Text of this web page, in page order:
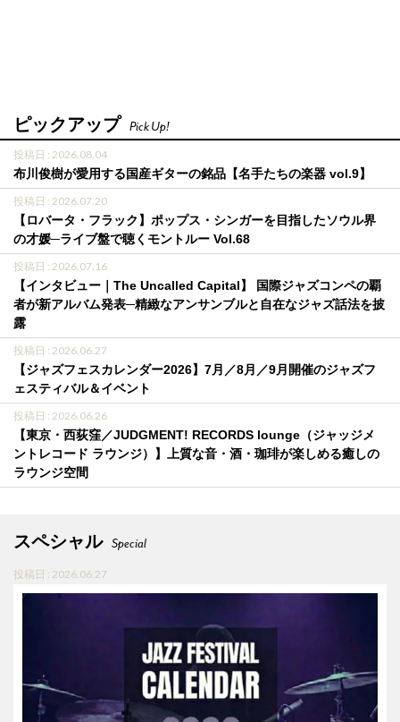
ピックアップ Pick Up!
投稿日 : 2026.08.04
布川俊樹が愛用する国産ギターの銘品【名手たちの楽器 vol.9】
投稿日 : 2026.07.20
【ロバータ・フラック】ポップス・シンガーを目指したソウル界
の才媛─ライブ盤で聴くモントルー Vol.68
投稿日 : 2026.07.16
【インタビュー｜The Uncalled Capital】 国際ジャズコンペの覇
者が新アルバム発表─精緻なアンサンブルと自在なジャズ話法を披
露
投稿日 : 2026.06.27
【ジャズフェスカレンダー2026】7月／8月／9月開催のジャズフ
ェスティバル＆イベント
投稿日 : 2026.06.26
【東京・西荻窪／JUDGMENT! RECORDS lounge（ジャッジメ
ントレコード ラウンジ）】上質な音・酒・珈琲が楽しめる癒しの
ラウンジ空間
スペシャル Special
投稿日 : 2026.06.27